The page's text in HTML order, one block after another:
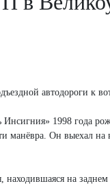
автодороги к
1998 года
манёвра. Он выехал
на